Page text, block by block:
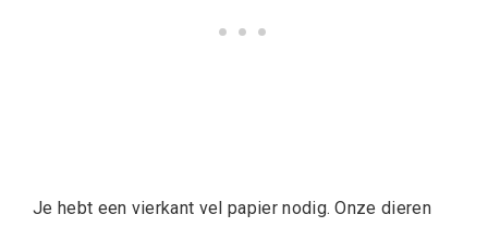
Je hebt een vierkant vel papier nodig. Onze dieren